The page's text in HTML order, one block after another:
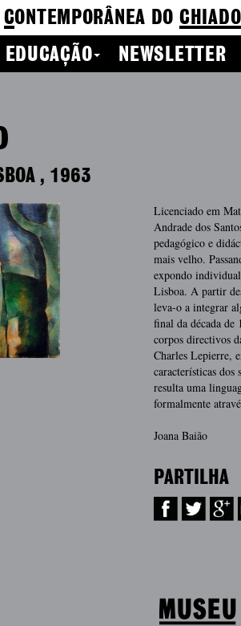
CONTEMPORÂNEA DO CHIADO
EDUCAÇÃO NEWSLETTER
, 1963
Licenciado em
Andrade dos
pedagógico e
mais velho.
expondo
Lisboa. A partir
leva-o a integrar
final da década de
corpos directivos
Charles Lepierre,
características dos
resulta uma
formalmente
Joana Baião
PARTILHA